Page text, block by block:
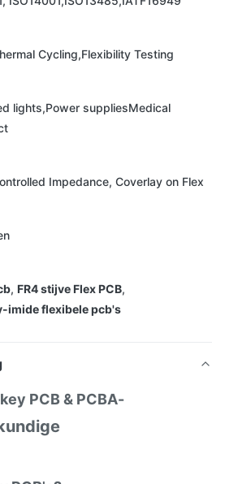
Cycling,Flexibility Testing
lights,Power suppliesMedical
Impedance, Coverlay on Flex
, FR4 stijve Flex PCB,
imide flexibele pcb's
PCB & PCBA-